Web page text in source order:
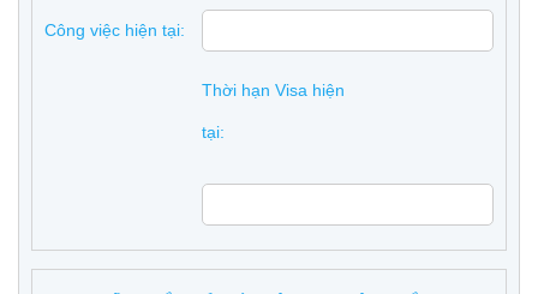
Công việc hiện tại:
Thời hạn Visa hiện
tại: